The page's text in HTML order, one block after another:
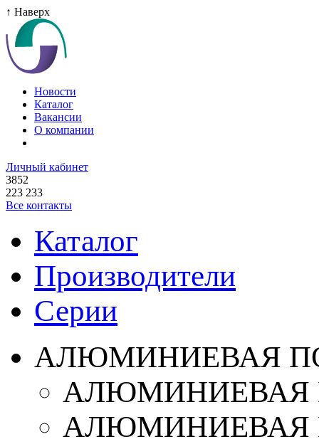
↑ Наверх
Новости
Каталог
Вакансии
О компании
Личный кабинет
3852
223 233
Все контакты
Каталог
Производители
Серии
АЛЮМИНИЕВАЯ
АЛЮМИНИЕВАЯ
АЛЮМИНИЕВАЯ